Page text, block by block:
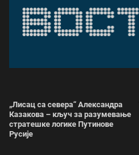
„Лисац са севера“ Александра
Казакова – кључ за разумевање
стратешке логике Путинове
Русије